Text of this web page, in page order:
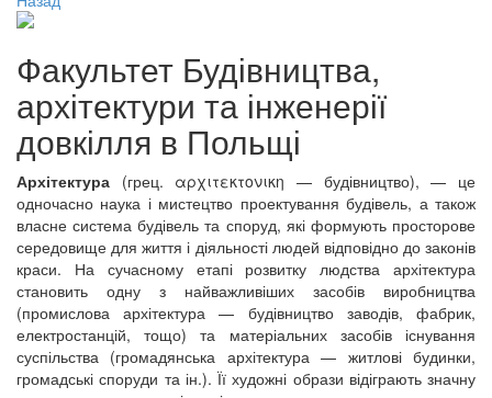
Факультет Будівництва,
архітектури та інженерії
довкілля в Польщі
Архітектура (грец. αρχιτεκτονικη — будівництво), — це
одночасно наука і мистецтво проектування будівель, а також
власне система будівель та споруд, які формують просторове
середовище для життя і діяльності людей відповідно до законів
краси. На сучасному етапі розвитку людства архітектура
становить одну з найважливіших засобів виробництва
(промислова архітектура — будівництво заводів, фабрик,
електростанцій, тощо) та матеріальних засобів існування
суспільства (громадянська архітектура — житлові будинки,
громадські споруди та ін.). Її художні образи відіграють значну